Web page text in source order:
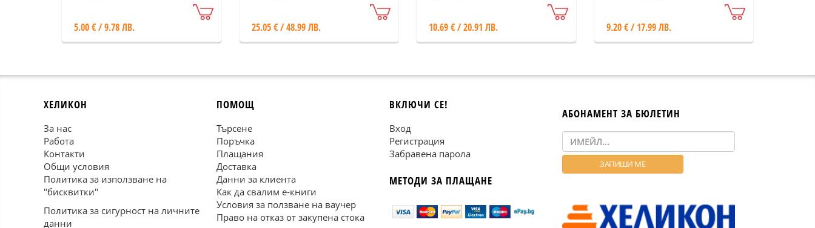
5.00 € / 9.78 ЛВ. 25.05 € / 48.99 ЛВ. 10.69 € / 20.91 ЛВ. 9.20 € / 17.99 ЛВ.
ХЕЛИКОН
За нас
Работа
Контакти
Общи условия
Политика за използване на
"бисквитки"
Политика за сигурност на личните
данни
ПОМОЩ
Търсене
Поръчка
Плащания
Доставка
Данни за клиента
Как да свалим е-книги
Условия за ползване на ваучер
Право на отказ от закупена стока
ВКЛЮЧИ СЕ!
Вход
Регистрация
Забравена парола
МЕТОДИ ЗА ПЛАЩАНЕ
АБОНАМЕНТ ЗА БЮЛЕТИН